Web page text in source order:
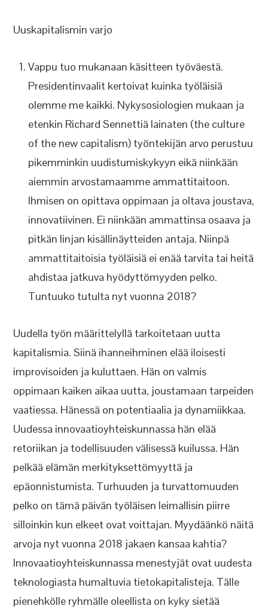
Uuskapitalismin varjo
Vappu tuo mukanaan käsitteen työväestä.
Presidentinvaalit kertoivat kuinka työläisiä
olemme me kaikki. Nykysosiologien mukaan ja
etenkin Richard Sennettiä lainaten (the culture
of the new capitalism) työntekijän arvo perustuu
pikemminkin uudistumiskykyyn eikä niinkään
aiemmin arvostamaamme ammattitaitoon.
Ihmisen on opittava oppimaan ja oltava joustava,
innovatiivinen. Ei niinkään ammattinsa osaava ja
pitkän linjan kisällinäytteiden antaja. Niinpä
ammattitaitoisia työläisiä ei enää tarvita tai heitä
ahdistaa jatkuva hyödyttömyyden pelko.
Tuntuuko tutulta nyt vuonna 2018?
Uudella työn määrittelyllä tarkoitetaan uutta
kapitalismia. Siinä ihanneihminen elää iloisesti
improvisoiden ja kuluttaen. Hän on valmis
oppimaan kaiken aikaa uutta, joustamaan tarpeiden
vaatiessa. Hänessä on potentiaalia ja dynamiikkaa.
Uudessa innovaatioyhteiskunnassa hän elää
retoriikan ja todellisuuden välisessä kuilussa. Hän
pelkää elämän merkityksettömyyttä ja
epäonnistumista. Turhuuden ja turvattomuuden
pelko on tämä päivän työläisen leimallisin piirre
silloinkin kun elkeet ovat voittajan. Myydäänkö näitä
arvoja nyt vuonna 2018 jakaen kansaa kahtia?
Innovaatioyhteiskunnassa menestyjät ovat uudesta
teknologiasta humaltuvia tietokapitalisteja. Tälle
pienehkölle ryhmälle oleellista on kyky sietää